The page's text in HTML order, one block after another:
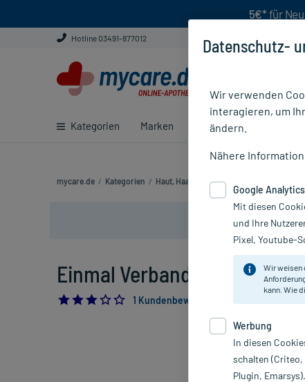
5€* für
Hotline 03491-877012
Kategorien Marken Ratgeber
mycare.de / Kategorien / Haut, Haare & Nägel
Einmal Verbandschere steril
3.0
1 Kundenbewertung*
Datenschutz-
Wir verwenden
interagieren, um
ändern.
Nähere
Google Analytics
Mit diesen
und Ihre
Pixel, Youtube-
Wir weisen
kann. Wie
Werbung
In diesen
schalten (Criteo,
Plugin, Emarsys).